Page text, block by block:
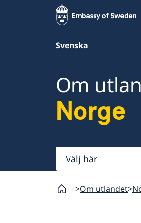
Svenska
Om
Norge
Välj
här
Om utlandet